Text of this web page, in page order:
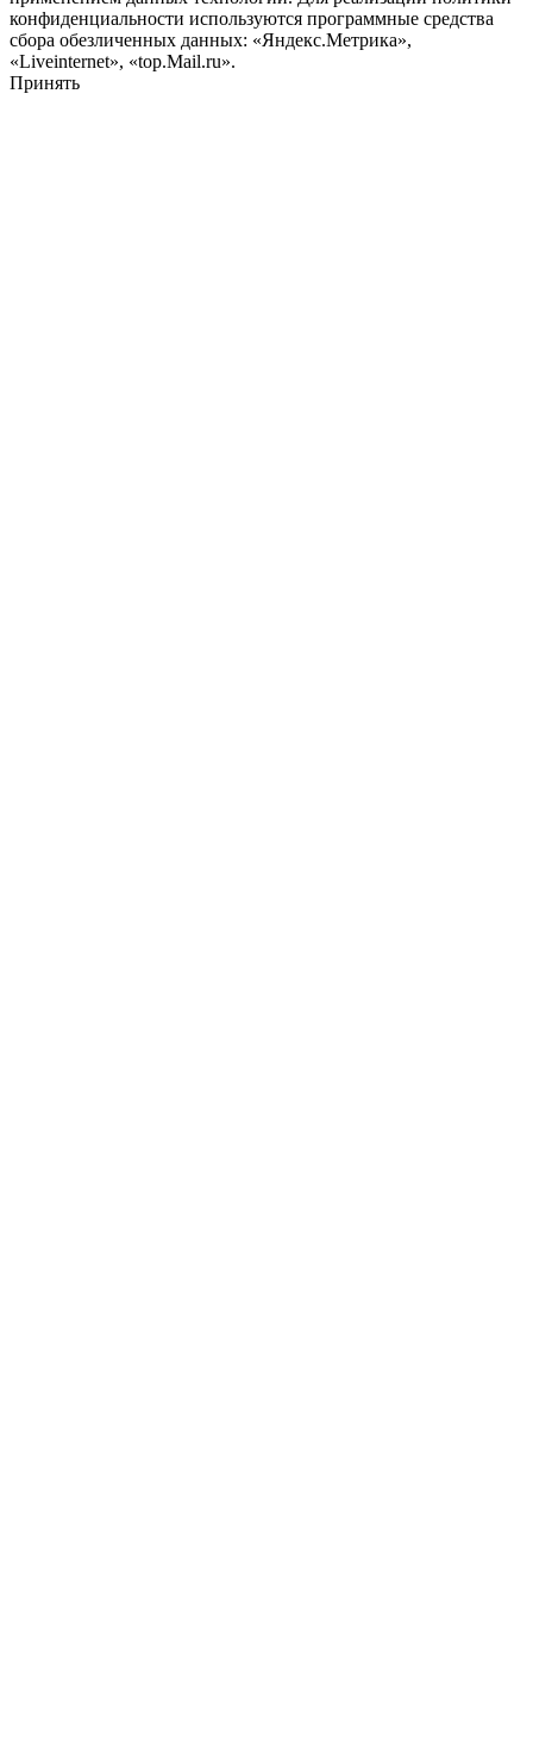
конфиденциальности используются программные средства
сбора обезличенных данных: «Яндекс.Метрика»,
«Liveinternet», «top.Mail.ru».
Принять